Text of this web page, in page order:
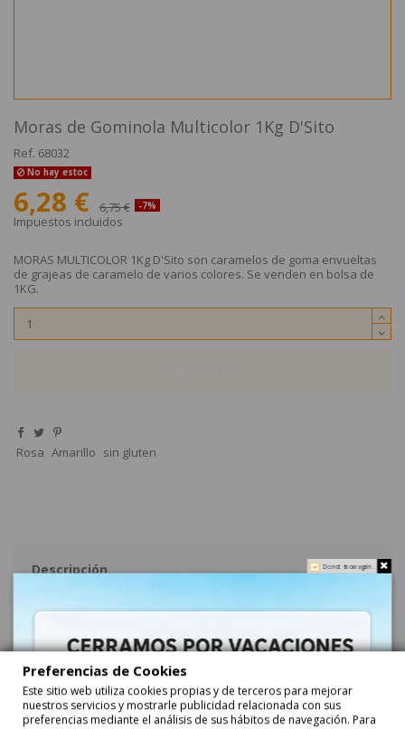
Moras de Gominola Multicolor 1Kg D'Sito
Ref. 68032
No hay estoc
6,28 € 6,75 € -7%
Impuestos incluidos
MORAS MULTICOLOR 1Kg D'Sito son caramelos de goma envueltas
de grajeas de caramelo de varios colores. Se venden en bolsa de
1KG.
Rosa Amarillo sin gluten
Descripción
MORAS MULTICOLOR 1Kg D'Sito son caramelos de goma envueltas
1KG.
¿Dónde puede comprar las moras multicolor de D'Sito?
En eGolosinas.com tu tienda de chuches online en España podrás
Do not show again.
Preferencias de Cookies
Este sitio web utiliza cookies propias y de terceros para mejorar
nuestros servicios y mostrarle publicidad relacionada con sus
preferencias mediante el análisis de sus hábitos de navegación. Para